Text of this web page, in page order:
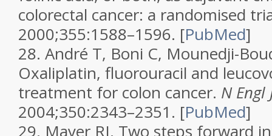
colorectal cancer: a randomised
2000;355:1588–1596. [PubMed]
28. André T, Boni C, Mounedji-
Oxaliplatin, fluorouracil and
treatment for colon cancer. N Engl
2004;350:2343–2351. [PubMed]
29. Mayer RJ. Two steps forward